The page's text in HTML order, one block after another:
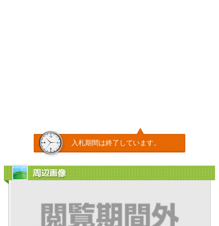
入札期間は終了しています。
周辺画像